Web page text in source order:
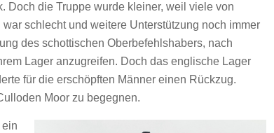
Doch die Truppe wurde kleiner, weil viele von
schlecht und weitere Unterstützung noch immer
des schottischen Oberbefehlshabers, nach
Lager anzugreifen. Doch das englische Lager
für die erschöpften Männer einen Rückzug.
Moor zu begegnen.